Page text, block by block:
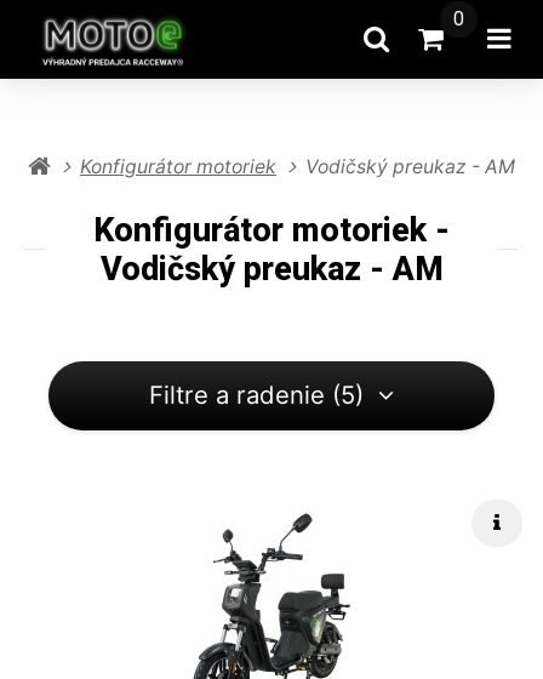
HľadaťPrejsť na
0
Konfigurátor motoriek Vodičský preukaz - AM
Konfigurátor motoriek -
Vodičský preukaz - AM
Filtre a radenie (5)